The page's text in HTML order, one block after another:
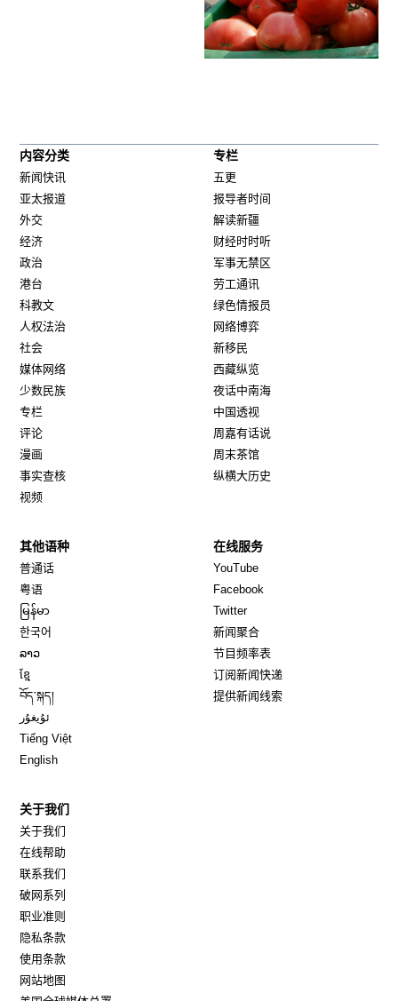
内容分类
新闻快讯
亚太报道
外交
经济
政治
港台
科教文
人权法治
社会
媒体网络
少数民族
专栏
评论
漫画
事实查核
视频
专栏
五更
报导者时间
解读新疆
财经时时听
军事无禁区
劳工通讯
绿色情报员
网络博弈
新移民
西藏纵览
夜话中南海
中国透视
周嘉有话说
周末茶馆
纵横大历史
其他语种
普通话
粤语
မြန်မာ
한국어
ລາວ
ខ្មែ
བོད་སྐད།
ئۇيغۇر
Tiếng Việt
English
在线服务
YouTube
Facebook
TwitterOpens in new window
新闻聚合
节目频率表
订阅新闻快递
提供新闻线索
关于我们
关于我们
在线帮助
联系我们
破网系列
职业准则
隐私条款
使用条款
网站地图